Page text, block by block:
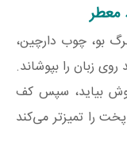
معطر
برگ بو، چوب دارچین،
زبان را بپوشاند.
جوش بیاید، سپس کف
را تمیزتر می‌کند